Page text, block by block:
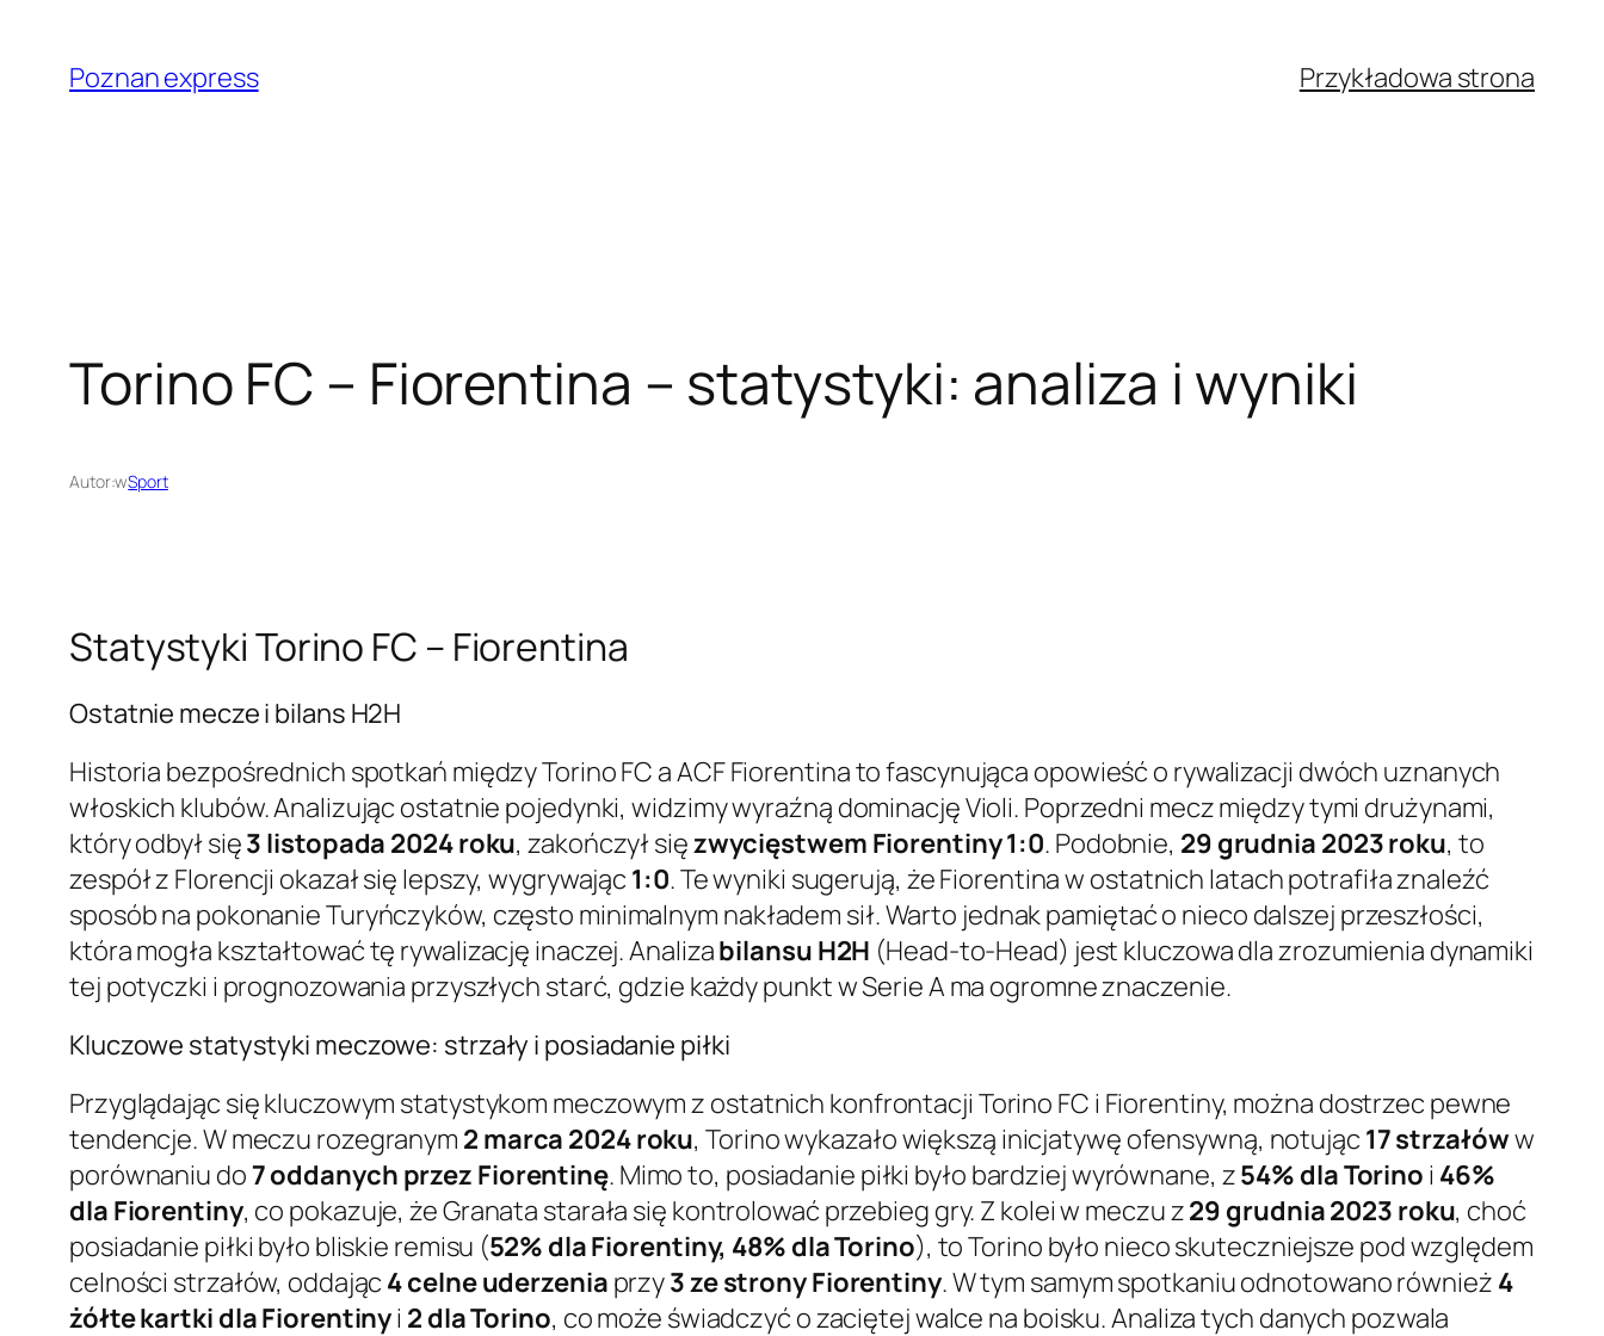
treści
Poznan express Przykładowa strona
Torino FC – Fiorentina – statystyki: analiza i wyniki
Autor:wSport
Statystyki Torino FC – Fiorentina
Ostatnie mecze i bilans H2H
Historia bezpośrednich spotkań między Torino FC a ACF Fiorentina to fascynująca opowieść o rywalizacji dwóch uznanych
włoskich klubów. Analizując ostatnie pojedynki, widzimy wyraźną dominację Violi. Poprzedni mecz między tymi drużynami,
który odbył się3 listopada 2024 roku, zakończył sięzwycięstwem Fiorentiny 1:0. Podobnie, 29 grudnia 2023 roku, to
zespół z Florencji okazał się lepszy, wygrywając 1:0. Te wyniki sugerują, że Fiorentina w ostatnich latach potrafiła znaleźć
sposób na pokonanie Turyńczyków, często minimalnym nakładem sił. Warto jednak pamiętać o nieco dalszej przeszłości,
która mogła kształtować tę rywalizację inaczej. Analizabilansu H2H (Head-to-Head) jest kluczowa dla zrozumienia dynamiki
tej potyczki i prognozowania przyszłych starć, gdzie każdy punkt w Serie A ma ogromne znaczenie.
Kluczowe statystyki meczowe: strzały i posiadanie piłki
Przyglądając się kluczowym statystykom meczowym z ostatnich konfrontacji Torino FC i Fiorentiny, można dostrzec pewne
tendencje. W meczu rozegranym 2 marca 2024 roku, Torino wykazało większą inicjatywę ofensywną, notując 17 strzałóww
porównaniu do7 oddanych przez Fiorentinę. Mimo to, posiadanie piłki było bardziej wyrównane, z54% dla Torino i 46%
dla Fiorentiny, co pokazuje, że Granata starała się kontrolować przebieg gry. Z kolei w meczu z29 grudnia 2023 roku, choć
posiadanie piłki było bliskie remisu (52% dla Fiorentiny, 48% dla Torino), to Torino było nieco skuteczniejsze pod względem
celności strzałów, oddając 4 celne uderzenia przy3 ze strony Fiorentiny. W tym samym spotkaniu odnotowano również 4
żółte kartki dla Fiorentinyi 2 dla Torino, co może świadczyć o zaciętej walce na boisku. Analiza tych danych pozwala